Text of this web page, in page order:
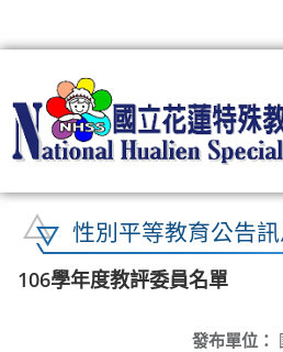
性別平等教育公告
106學年度教評委員名單
發布單位：